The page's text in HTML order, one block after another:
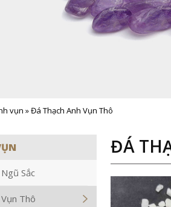
vụn »Đá Thạch Anh Vụn Thô
Sắc
Thô
ĐÁ